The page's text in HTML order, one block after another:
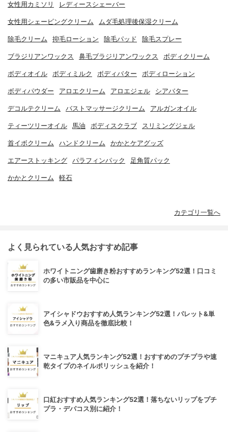
女性用カミソリ レディースシェーバー
女性用シェービングクリーム ムダ毛処理後保湿クリーム
除毛クリーム 抑毛ローション 除毛パッド 除毛スプレー
ブラジリアンワックス 鼻毛ブラジリアンワックス ボディクリーム
ボディオイル ボディミルク ボディバター ボディローション
ボディパウダー アロエクリーム アロエジェル シアバター
デコルテクリーム バストマッサージクリーム アルガンオイル
ティーツリーオイル 馬油 ボディスクラブ スリミングジェル
首イボクリーム ハンドクリーム かかとケアグッズ
エアーストッキング パラフィンパック 足角質パック
かかとクリーム 軽石
カテゴリ一覧へ
よく見られている人気おすすめ記事
ホワイトニング歯磨き粉おすすめランキング52選！口コミ
の多い市販品を中心に
アイシャドウおすすめ人気ランキング52選！パレット&単
色&ラメ入り商品を徹底比較！
マニキュア人気ランキング52選！おすすめのプチプラや速
乾タイプのネイルポリッシュを紹介！
口紅おすすめ人気ランキング52選！落ちないリップをプチ
プラ・デパコス別に紹介！